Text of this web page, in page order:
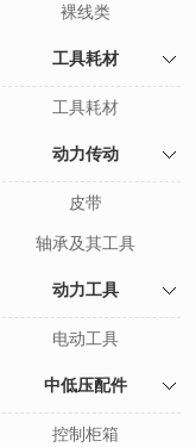
裸线类
工具耗材
工具耗材
动力传动
皮带
轴承及其工具
动力工具
电动工具
中低压配件
控制柜箱